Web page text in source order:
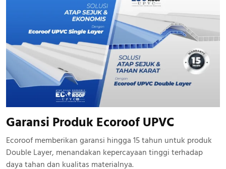
Garansi Produk Ecoroof UPVC
Ecoroof memberikan garansi hingga 15 tahun untuk produk
Double Layer, menandakan kepercayaan tinggi terhadap
daya tahan dan kualitas materialnya.